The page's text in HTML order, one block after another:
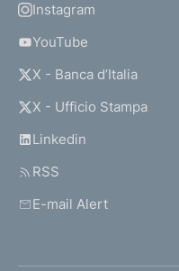
Instagram
YouTube
X - Banca d’Italia
X - Ufficio Stampa
Linkedin
RSS
E-mail Alert